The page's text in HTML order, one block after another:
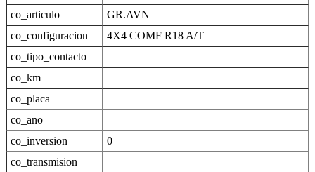
co_articulo
GR.AVN
co_configuracion
4X4 COMF R18 A/T
co_tipo_contacto
co_km
co_placa
co_ano
co_inversion
0
co_transmision